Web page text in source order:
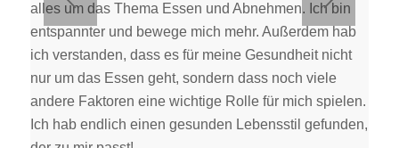
alles um das Thema Essen und Abnehmen. Ich bin
entspannter und bewege mich mehr. Außerdem hab
ich verstanden, dass es für meine Gesundheit nicht
nur um das Essen geht, sondern dass noch viele
andere Faktoren eine wichtige Rolle für mich spielen.
Ich hab endlich einen gesunden Lebensstil gefunden,